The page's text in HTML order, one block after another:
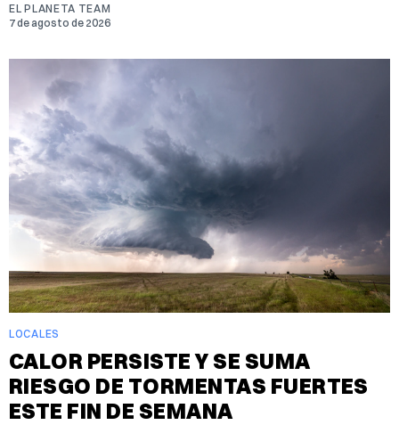
EL PLANETA TEAM
7 de agosto de 2026
LOCALES
CALOR PERSISTE Y SE SUMA
RIESGO DE TORMENTAS FUERTES
ESTE FIN DE SEMANA